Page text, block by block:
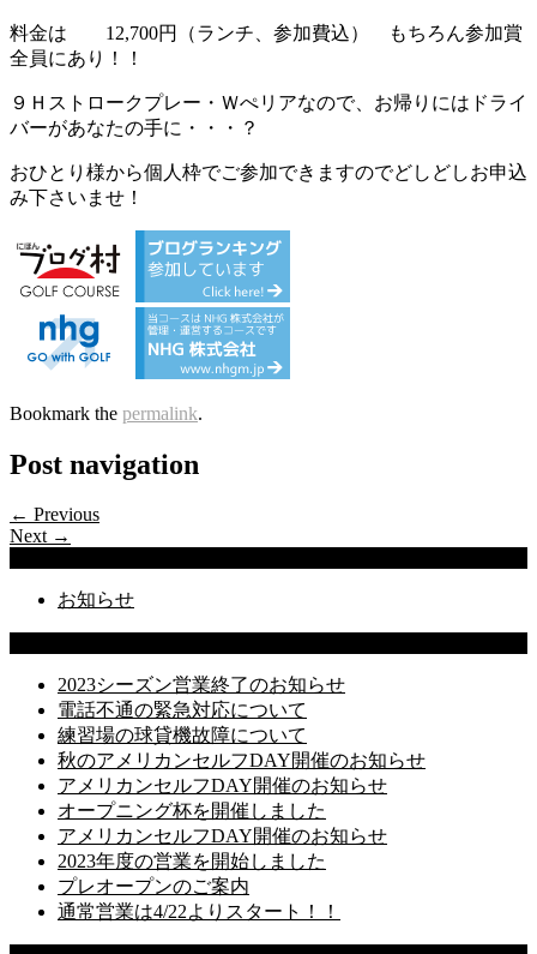
料金は 12,700円（ランチ、参加費込） もちろん参加賞
全員にあり！！
９Ｈストロークプレー・Ｗぺリアなので、お帰りにはドライ
バーがあなたの手に・・・？
おひとり様から個人枠でご参加できますのでどしどしお申込
み下さいませ！
Bookmark the permalink.
Post navigation
← Previous
Next →
お知らせ
2023シーズン営業終了のお知らせ
電話不通の緊急対応について
練習場の球貸機故障について
秋のアメリカンセルフDAY開催のお知らせ
アメリカンセルフDAY開催のお知らせ
オープニング杯を開催しました
アメリカンセルフDAY開催のお知らせ
2023年度の営業を開始しました
プレオープンのご案内
通常営業は4/22よりスタート！！